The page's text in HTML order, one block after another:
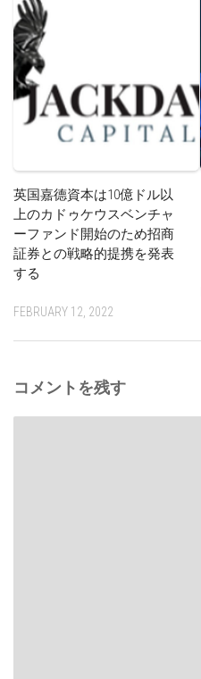
英国嘉德資本は10億ドル以
上のカドゥケウスベンチャ
ーファンド開始のため招商
証券との戦略的提携を発表
する
FEBRUARY 12, 2022
コメントを残す